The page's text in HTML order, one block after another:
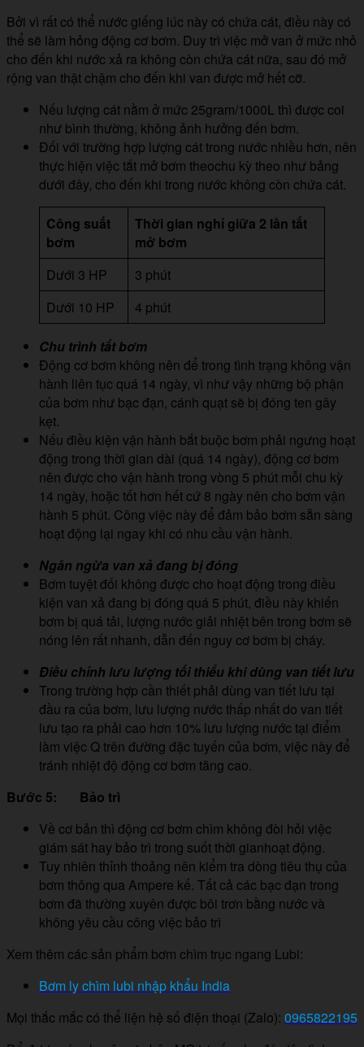
Bởi vì rất có thể nước giếng lúc này có chứa cát, điều này có
thể sẽ làm hỏng động cơ bơm. Duy trì việc mở van ở mức nhỏ
cho đến khi nước xả ra không còn chứa cát nữa, sau đó mở
rộng van thật chậm cho đến khi van được mở hết cỡ.
Nếu lượng cát nằm ở mức 25gram/1000L thì được coi
như bình thường, không ảnh hưởng đến bơm.
Đối với trường hợp lượng cát trong nước nhiều hơn, nên
thực hiện việc tắt mở bơm theochu kỳ theo như bảng
dưới đây, cho đến khi trong nước không còn chứa cát.
Công suất
bơm
Thời gian nghỉ giữa 2 lần tắt
mở bơm
Dưới 3 HP
3 phút
Dưới 10 HP
4 phút
Chu trình tắt bơm
Động cơ bơm không nên để trong tình trạng không vận
hành liên tục quá 14 ngày, vì như vậy những bộ phận
của bơm như bạc đạn, cánh quạt sẽ bị đóng ten gây
kẹt.
Nếu điều kiện vận hành bắt buộc bơm phải ngưng hoạt
động trong thời gian dài (quá 14 ngày), động cơ bơm
nên được cho vận hành trong vòng 5 phút mỗi chu kỳ
14 ngày, hoặc tốt hơn hết cứ 8 ngày nên cho bơm vận
hành 5 phút. Công việc này để đảm bảo bơm sẵn sàng
hoạt động lại ngay khi có nhu cầu vận hành.
Ngăn ngừa van xả đang bị đóng
Bơm tuyệt đối không được cho hoạt động trong điều
kiện van xả đang bị đóng quá 5 phút, điều này khiến
bơm bị quá tải, lượng nước giải nhiệt bên trong bơm sẽ
nóng lên rất nhanh, dẫn đến nguy cơ bơm bị cháy.
Điều chỉnh lưu lượng tối thiểukhi dùng van tiết lưu
Trong trường hợp cần thiết phải dùng van tiết lưu tại
đầu ra của bơm, lưu lượng nước thấp nhất do van tiết
lưu tạo ra phải cao hơn 10% lưu lượng nước tại điểm
làm việc Q trên đường đặc tuyến của bơm, việc này để
tránh nhiệt độ động cơ bơm tăng cao.
Bước 5: Bảo trì
Về cơ bản thì động cơ bơm chìm không đòi hỏi việc
giám sát hay bảo trì trong suốt thời gianhoạt động.
Tuy nhiên thỉnh thoảng nên kiểm tra dòng tiêu thụ của
bơm thông qua Ampere kế. Tất cả các bạc đạn trong
bơm đã thường xuyên được bôi trơn bằng nước và
không yêu cầu công việc bảo trì
Xem thêm các sản phẩm bơm chìm trục ngang Lubi:
Bơm ly chìm lubi nhập khẩu India
Mọi thắc mắc có thể liện hệ số điện thoại (Zalo): 0965822195